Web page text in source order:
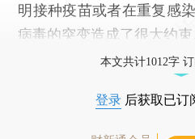
明接种疫苗或者在重复感
病毒的突变造成了很大约束
本文共计1012字
登录 后获取已订